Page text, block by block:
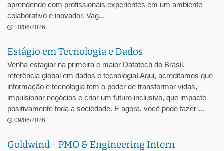
aprendendo com profissionais experientes em um ambiente
colaborativo e inovador. Vag...
10/06/2026
Estágio em Tecnologia e Dados
Venha estagiar na primeira e maior Datatech do Brasil,
referência global em dados e tecnologia! Aqui, acreditamos que
informação e tecnologia tem o poder de transformar vidas,
impulsionar negócios e criar um futuro inclusivo, que impacte
positivamente toda a sociedade. E agora, você pode fazer ...
09/06/2026
Goldwind - PMO & Engineering Intern